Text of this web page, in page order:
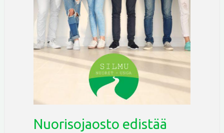
Nuorisojaosto edistää
vaikuttavuutta